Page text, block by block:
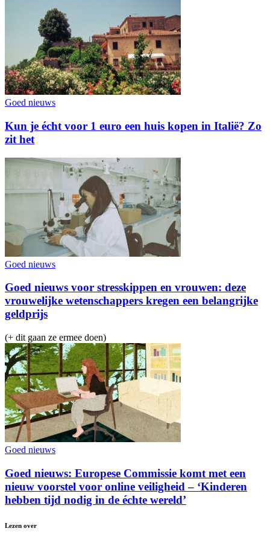
Goed nieuws
Kun je écht voor 1 euro een huis kopen in Italië? Zo
zit het
Goed nieuws
Goed nieuws voor stresskippen en vrouwen: deze
vrouwelijke wetenschappers kregen een belangrijke
geldprijs
(+ dit gaan ze ermee doen)
Goed nieuws
Goed nieuws: Europese Commissie komt met een
nieuw voorstel voor online veiligheid – ‘Kinderen
hebben tijd nodig in de échte wereld’
Lezen over